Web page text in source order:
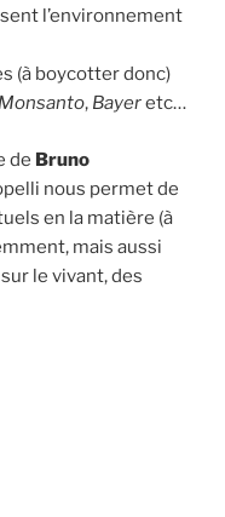
l’environnement
(à boycotter donc)
Monsanto, Bayeretc…
de Bruno
nous permet de
en la matière (à
mais aussi
le vivant, des